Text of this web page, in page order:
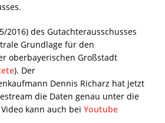
2016) des Gutachterausschusses
Grundlage für den
oberbayerischen Großstadt
). Der
Dennis Richarz hat jetzt
die Daten genau unter die
kann auch bei Youtube